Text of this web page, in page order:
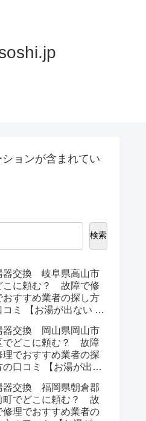
ョンが含まれてい
検索
器交換 岐阜県高山市
こに頼む？ 故障で修
おすすめ業者の探し方
コミ 【お湯が出ない 水
器交換 岡山県岡山市
でどこに頼む？ 故障
理でおすすめ業者の探
の口コミ 【お湯が出な
器交換 福岡県朝倉郡
町でどこに頼む？ 故
修理でおすすめ業者の